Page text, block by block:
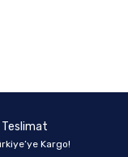
Teslimat
Kargo!